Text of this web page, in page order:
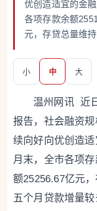
优创造适宜的金
各项存款余额
元，存贷总量维
小 中 大
温州网讯 近
报告，社会融资
续向好向优创造
月末，全市各项
额25256.67亿元
五个月贷款增量较